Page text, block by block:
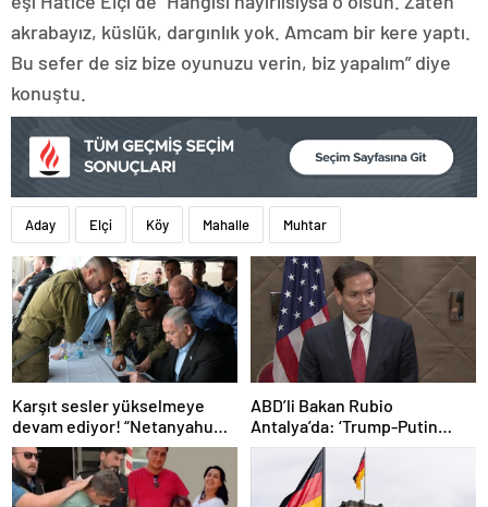
akrabayız, küslük, dargınlık yok. Amcam bir kere yaptı.
Bu sefer de siz bize oyunuzu verin, biz yapalım” diye
konuştu.
Aday Elçi Köy Mahalle Muhtar
Karşıt sesler yükselmeye
devam ediyor! “Netanyahu
geleceğimizi Gazze’nin
kumlarına gömüyor”
ABD’li Bakan Rubio
Antalya’da: ‘Trump-Putin
görüşmedikçe başaramayız’